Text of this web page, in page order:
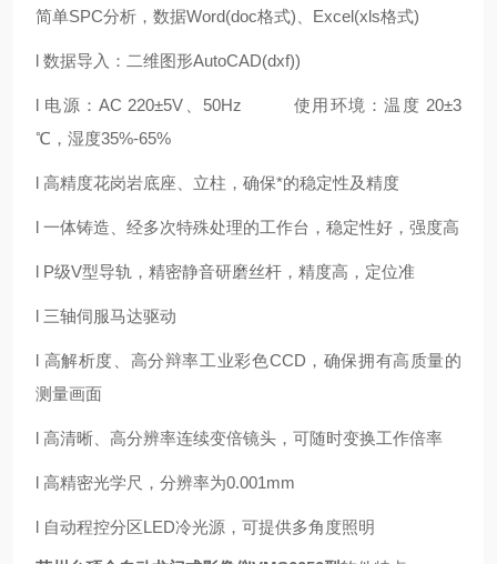
简单SPC分析，数据Word(doc格式)、Excel(xls格式)
l 数据导入：二维图形AutoCAD(dxf))
l 电源：AC 220±5V、50Hz 使用环境：温度 20±3
℃，湿度35%-65%
l 高精度花岗岩底座、立柱，确保*的稳定性及精度
l 一体铸造、经多次特殊处理的工作台，稳定性好，强度高
l P级V型导轨，精密静音研磨丝杆，精度高，定位准
l 三轴伺服马达驱动
l 高解析度、高分辩率工业彩色CCD，确保拥有高质量的
测量画面
l 高清晰、高分辨率连续变倍镜头，可随时变换工作倍率
l 高精密光学尺，分辨率为0.001mm
l 自动程控分区LED冷光源，可提供多角度照明